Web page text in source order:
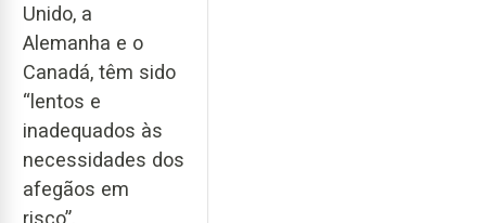
Unido, a
Alemanha e o
Canadá, têm sido
“lentos e
inadequados às
necessidades dos
afegãos em
risco”.